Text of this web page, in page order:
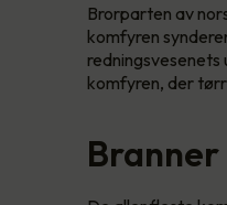
Brorparten av
komfyren
komfyren, der